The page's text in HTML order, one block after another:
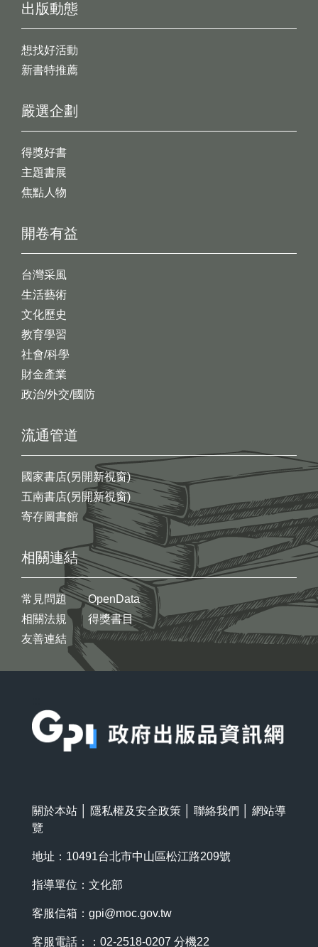
出版動態
想找好活動
新書特推薦
開卷有益
台灣采風
生活藝術
文化歷史
教育學習
社會/科學
財金產業
政治/外交/國防
嚴選企劃
得獎好書
主題書展
焦點人物
流通管道
國家書店(另開新視窗)
五南書店(另開新視窗)
寄存圖書館
相關連結
常見問題
相關法規
友善連結
OpenData
得獎書目
關於本站 隱私權及安全政策 聯絡我們
網站導
覽
地址：10491台北市中山區松江路209號
指導單位：文化部
客服信箱： gpi@moc.gov.tw
客服電話：：02-2518-0207 分機22